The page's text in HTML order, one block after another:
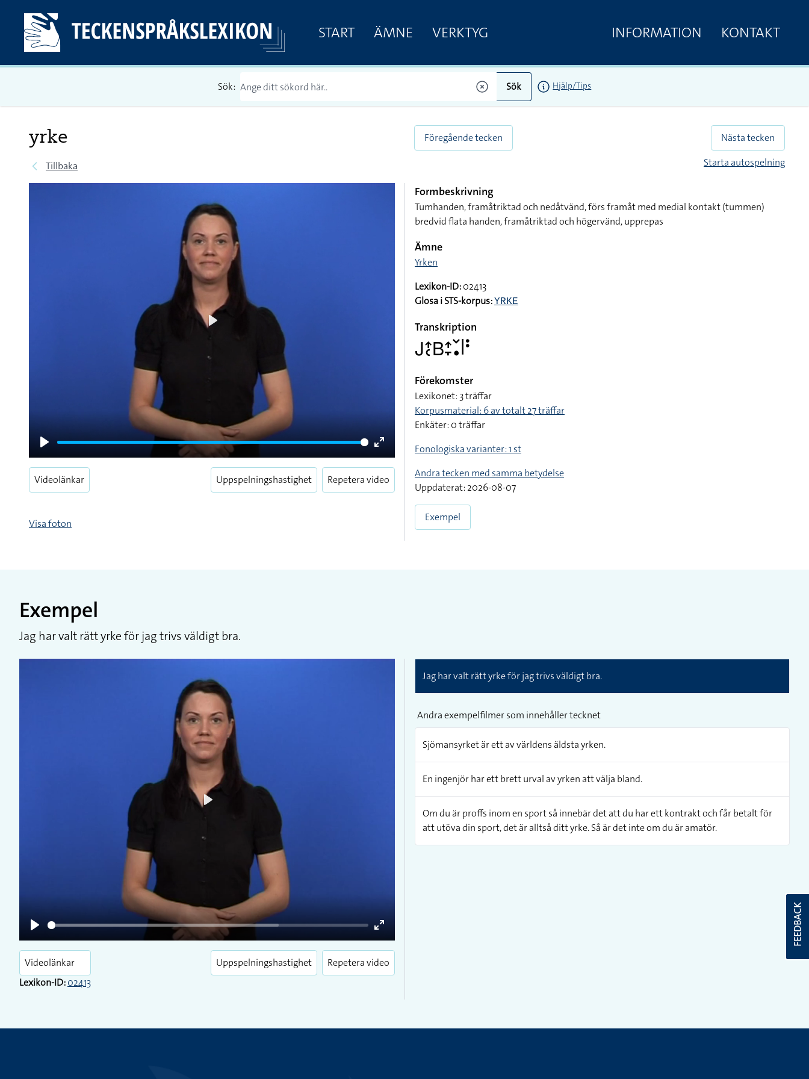
START ÄMNE VERKTYG INFORMATION KONTAKT
Sök: Sök Hjälp/Tips
yrke
Tillbaka
Föregående tecken
Nästa tecken
Starta autospelning
Play
Enter
fullscreen
Videolänkar Uppspelningshastighet Repetera video
Visa foton
Formbeskrivning
Tumhanden, framåtriktad och nedåtvänd, förs framåt med medial kontakt (tummen)
bredvid flata handen, framåtriktad och högervänd, upprepas
Ämne
Yrken
Lexikon-ID:02413
Glosa i STS-korpus:YRKE
Transkription
􌤢􌤴􌥗􌤧􌤴􌥙􌥧􌥡􌥼􌥻
Förekomster
Lexikonet: 3 träffar
Korpusmaterial: 6 av totalt 27 träffar
Enkäter: 0 träffar
Fonologiska varianter: 1 st
Andra tecken med samma betydelse
Uppdaterat: 2026-08-07
Exempel
Exempel
Jag har valt rätt yrke för jag trivs väldigt bra.
Play
Enter
fullscreen
Videolänkar
Lexikon-ID:02413
Uppspelningshastighet Repetera video
Jag har valt rätt yrke för jag trivs väldigt bra.
Andra exempelfilmer som innehåller tecknet
Sjömansyrket är ett av världens äldsta yrken.
En ingenjör har ett brett urval av yrken att välja bland.
Om du är proffs inom en sport så innebär det att du har ett kontrakt och får betalt för
att utöva din sport, det är alltså ditt yrke. Så är det inte om du är amatör.
FEEDBACK